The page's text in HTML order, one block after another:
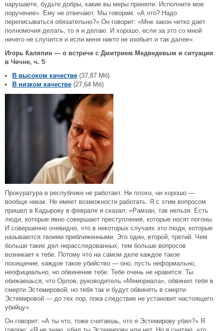
нарушаете, будьте добры, какие вы меры приняли. Исполните мое
поручение». Ему не отвечают. Мы говорим: «А что? Надо
переписываться обязательно?» Он говорит: «Мне закон четко дает
полномочия делать, то я и делаю. И хорошо, если за это со мной
ничего не случится и если меня никто не изобьет и так далее».
Игорь Каляпин — о встрече с Дмитрием Медведевым и ситуации
в Чечне, ч. 5
В высоком качестве (37,87 Мб)
В низком качестве (27,64 Мб)
Прокуратура в республике не работает. Ни плохо, ни хорошо —
вообще никак. Не имеет возможности работать. Я с этим вопросом
пришел в Кадырову в феврале и сказал: «Рамзан, так нельзя. Есть
люди, которые явно совершают преступления, которые носят погоны.
И совершенно очевидно, что в некоторых случаях это люди, которые
называются твоими приближенными. Это один, второй, третий. Чем
больше таких дел нерасследованных, тем больше вопросов
возникает к тебе. Потому что на самом деле каждое такое
похищение, каждое такое убийство — оно, пусть неформально,
неофициально, но обвинение тебе. Тебе очень не нравится. Ты
обижаешься, что Орлов, руководитель «Мемориала», обвинил тебя в
смерти Эстемировой, но тебя так и будут обвинять в смерти
Эстемировой — до тех пор, пока следствие не установит настоящего
убийцу».
Он говорит: «А ты что, тоже считаешь, что я Эстемирову убил?» Я